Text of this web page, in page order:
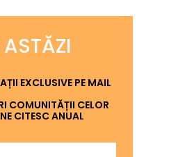
EXCLUSIVE PE MAIL
COMUNITĂȚII CELOR
CITESC ANUAL